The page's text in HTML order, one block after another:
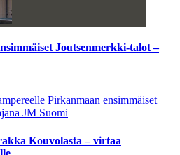
Joutsenmerkki-talot –
Pirkanmaan ensimmäiset
JM Suomi
Kouvolasta – virtaa